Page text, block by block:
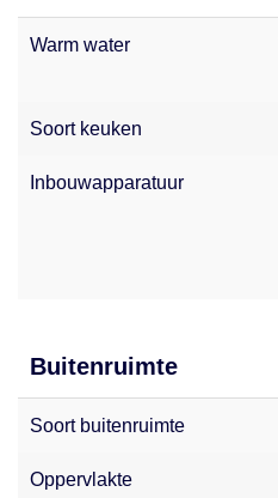
Warm water
Soort keuken
Inbouwapparatuur
Buitenruimte
Soort buitenruimte
Oppervlakte